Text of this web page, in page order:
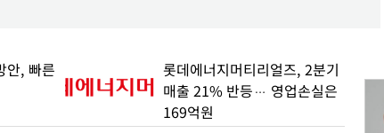
롯데에너지머티리얼즈, 2분기
매출 21% 반등… 영업손실은